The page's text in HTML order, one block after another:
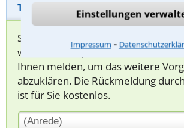
Einstellungen
Impressum ⁃
Telefonhilfe
Sie können hier Ihren Fall
werden sich spezialisierte
Ihnen melden, um das weitere
abzuklären. Die Rückmeldung
ist für Sie kostenlos.
(Anrede)